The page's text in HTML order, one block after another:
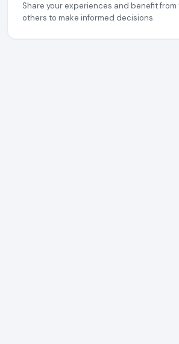
Share your experiences and benefit
others to make informed decisions.